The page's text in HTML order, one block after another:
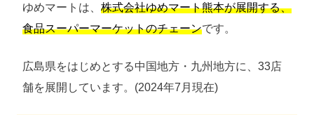
ゆめマートは、 株式会社ゆめマート熊本が展開する、
食品スーパーマーケットのチェーンです。
広島県をはじめとする中国地方・九州地方に、33店
舗を展開しています。(2024年7月現在)